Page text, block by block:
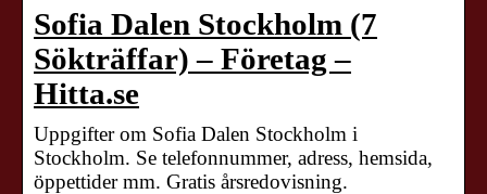
Sofia Dalen Stockholm (7
Sökträffar) – Företag –
Hitta.se
Uppgifter om Sofia Dalen Stockholm i
Stockholm. Se telefonnummer, adress, hemsida,
öppettider mm. Gratis årsredovisning.